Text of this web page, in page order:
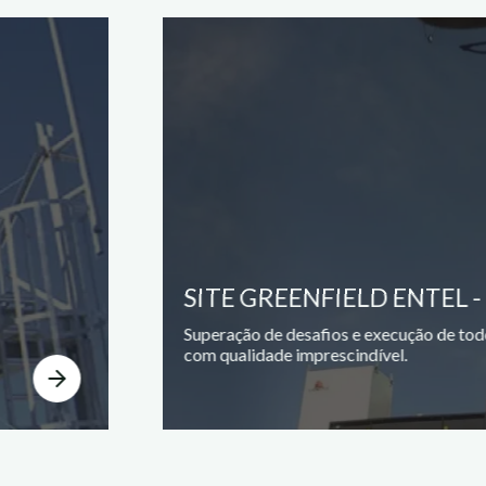
SITE GREENFIELD ENTEL
Superação de desafios e execução de
com qualidade imprescindível.